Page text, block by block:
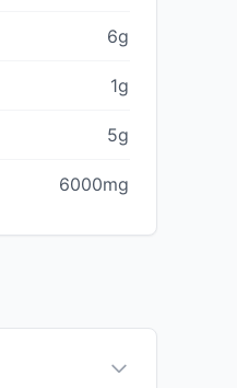
6g
1g
5g
6000mg